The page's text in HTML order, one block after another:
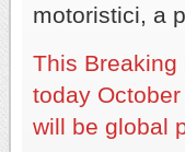
motoristici, a
This Breaking
today
will be global